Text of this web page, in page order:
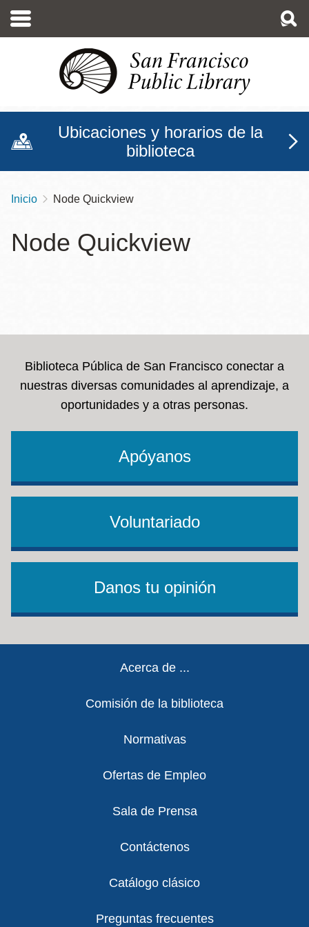
contenido
Ubicaciones y horarios de la
biblioteca
Sobrescribir
de
navegación
Inicio Node Quickview
Node Quickview
Biblioteca Pública de San Francisco conectar a
nuestras diversas comunidades al aprendizaje, a
oportunidades y a otras personas.
Apóyanos
Voluntariado
Danos tu opinión
Acerca de ...
Comisión de la biblioteca
Normativas
Ofertas de Empleo
Sala de Prensa
Contáctenos
Catálogo clásico
Preguntas frecuentes